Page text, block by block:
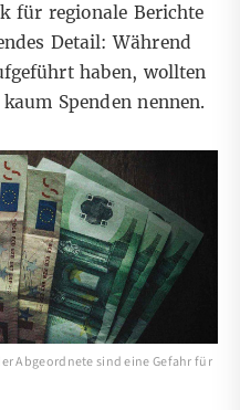
für regionale Berichte
Detail: Während
haben, wollten
Spenden nennen.
Abgeordnete sind eine Gefahr für